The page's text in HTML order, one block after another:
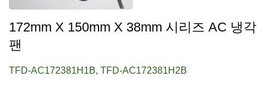
172mm X 150mm X 38mm 시리즈 AC 냉각
팬
TFD-AC172381H1B, TFD-AC172381H2B